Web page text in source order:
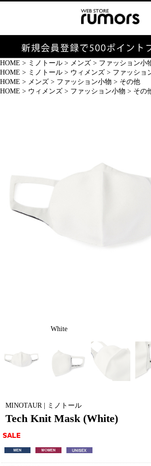
HOME > ミノトール > メンズ > ファッション小
HOME > ミノトール > ウィメンズ > ファッショ
HOME > メンズ > ファッション小物 > その他
HOME > ウィメンズ > ファッション小物 > その
White
MINOTAUR | ミノトール
Tech Knit Mask (White)